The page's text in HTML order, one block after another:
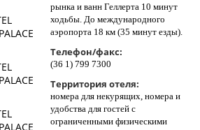
рынка и ванн Геллерта 10 минут
ходьбы. До международного
аэропорта 18 км (35 минут езды).
Телефон/факс:
(36 1) 799 7300
Территория отеля:
номера для некурящих, номера и
удобства для гостей с
ограниченными физическими